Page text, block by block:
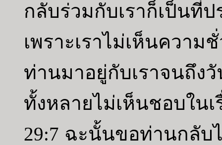
กลับร่วมกับเราก็เป็นที่ป
เพราะเราไม่เห็นควา
ท่านมาอยู่กับเราจนถึง
ทั้งหลายไม่เห็นชอบในเ
29:7 ฉะนั้นขอท่านกลับ